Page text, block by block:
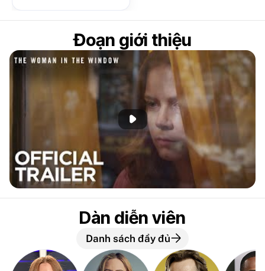
Đoạn giới thiệu
Phát đoạn giới thiệu
Dàn diễn viên
Danh sách đầy đủ